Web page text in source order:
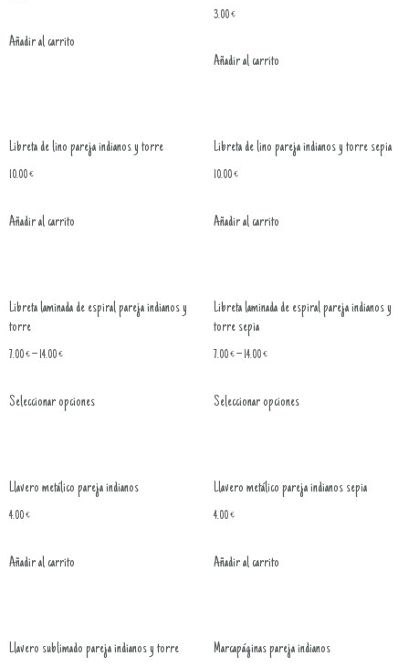
Añadir al carrito
3.00€
Añadir al carrito
Libreta de lino pareja indianos y torre
10.00€
Añadir al carrito
Libreta de lino pareja indianos y torre sepia
10.00€
Añadir al carrito
Libreta laminada de espiral pareja indianos y
torre
7.00€–14.00€
Seleccionar opciones
Libreta laminada de espiral pareja indianos y
torre sepia
7.00€–14.00€
Seleccionar opciones
Llavero metálico pareja indianos
4.00€
Añadir al carrito
Llavero metálico pareja indianos sepia
4.00€
Añadir al carrito
Llavero sublimado pareja indianos y torre Marcapáginas pareja indianos